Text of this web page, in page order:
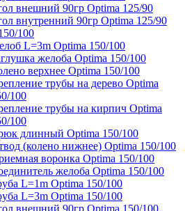
внешний 90гр Optima 125/90
внутренний 90гр Optima 125/90
100
L=3m Optima 150/100
желоба Optima 150/100
верхнее Optima 150/100
трубы на дерево Optima
100
трубы на кирпич Optima
100
длинный Optima 150/100
(колено нижнее) Optima 150/100
воронка Optima 150/100
желоба Optima 150/100
L=1m Optima 150/100
L=3m Optima 150/100
внешний 90гр Optima 150/100